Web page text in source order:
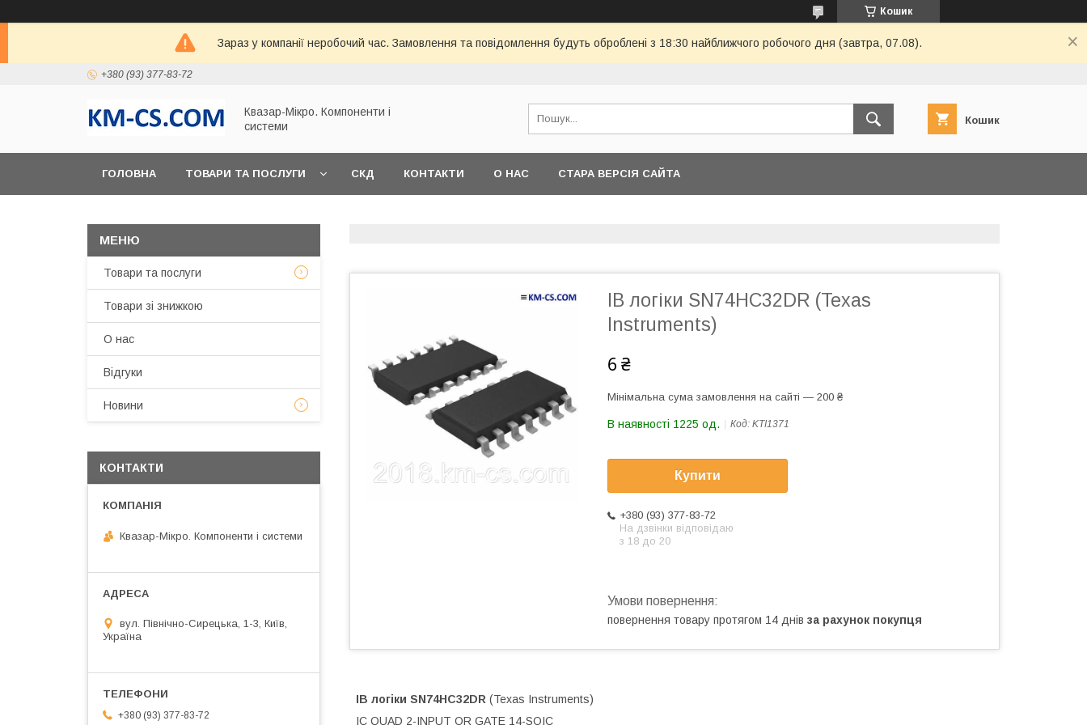
Кошик
Зараз у компанії неробочий час. Замовлення та повідомлення будуть оброблені з 18:30 найближчого робочого дня (завтра, 07.08).
+380 (93) 377-83-72
Квазар-Мікро. Компоненти і
системи
Кошик
ГОЛОВНА ТОВАРИ ТА ПОСЛУГИ СКД КОНТАКТИ О НАС СТАРА ВЕРСІЯ САЙТА
ІВ логіки SN74HC32DR (Texas
Instruments)
6 ₴
Мінімальна сума замовлення на сайті — 200 ₴
В наявності 1225 од. Код: KTI1371
Купити
+380 (93) 377-83-72
На дзвінки відповідаю
з 18 до 20
повернення товару протягом 14 днів за рахунок покупця
ІВ логіки SN74HC32DR (Texas Instruments)
IC QUAD 2-INPUT OR GATE 14-SOIC
Товари та послуги
Товари зі знижкою
О нас
Відгуки
Новини
КОНТАКТИ
Квазар-Мікро. Компоненти і системи
вул. Північно-Сирецька, 1-3, Київ,
Україна
+380 (93) 377-83-72